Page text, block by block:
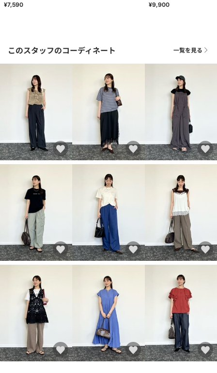
¥7,590 ¥9,900
このスタッフのコーディネート 一覧を見る